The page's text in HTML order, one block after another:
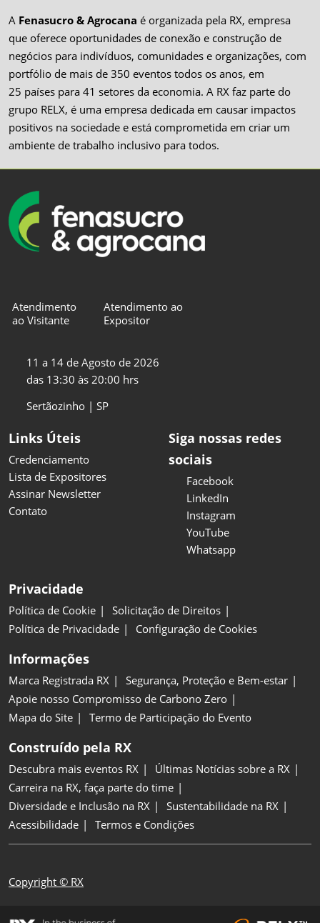
A Fenasucro & Agrocana é organizada pela RX, empresa
que oferece oportunidades de conexão e construção de
negócios para indivíduos, comunidades e organizações, com
portfólio de mais de 350 eventos todos os anos, em
25 países para 41 setores da economia. A RX faz parte do
grupo RELX, é uma empresa dedicada em causar impactos
positivos na sociedade e está comprometida em criar um
ambiente de trabalho inclusivo para todos.
Atendimento
ao Visitante
Atendimento ao
Expositor
11 a 14 de Agosto de 2026
das 13:30 às 20:00 hrs
Sertãozinho | SP
Links Úteis
Credenciamento
Lista de Expositores
Assinar Newsletter
Contato
Siga nossas redes
sociais
Facebook
LinkedIn
Instagram
YouTube
Whatsapp
Privacidade
Política de Cookie
Solicitação de Direitos
Política de Privacidade
Configuração de Cookies
Informações
Marca Registrada RX
Segurança, Proteção e Bem-estar
Apoie nosso Compromisso de Carbono Zero
Mapa do Site
Termo de Participação do Evento
Construído pela RX
Descubra mais eventos RX
Últimas Notícias sobre a RX
Carreira na RX, faça parte do time
Diversidade e Inclusão na RX
Sustentabilidade na RX
Acessibilidade
Termos e Condições
Copyright © RX